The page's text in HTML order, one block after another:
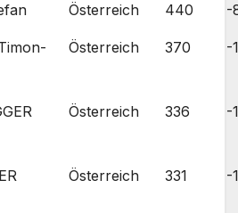
Österreich 440 -
Österreich 370 -
Österreich 336 -
Österreich 331 -